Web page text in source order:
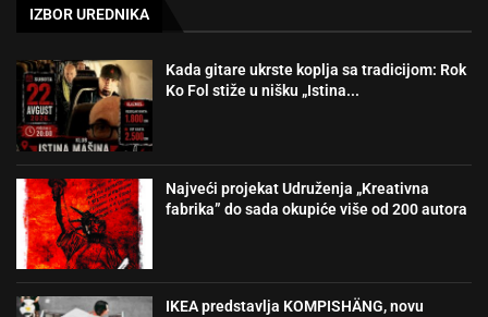
IZBOR UREDNIKA
Kada gitare ukrste koplja sa tradicijom: Rok
Ko Fol stiže u nišku „Istina...
Najveći projekat Udruženja „Kreativna
fabrika” do sada okupiće više od 200 autora
IKEA predstavlja KOMPISHÄNG, novu